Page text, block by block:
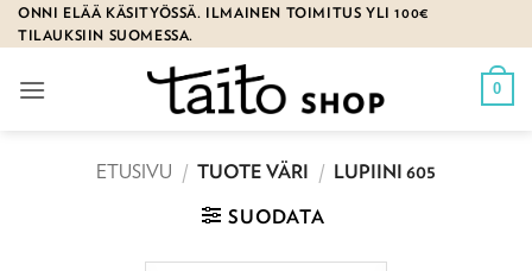
Skip
to
ONNI ELÄÄ KÄSITYÖSSÄ. ILMAINEN TOIMITUS YLI 100€
TILAUKSIIN SUOMESSA.
0
ETUSIVU / TUOTE VÄRI / LUPIINI 605
SUODATA